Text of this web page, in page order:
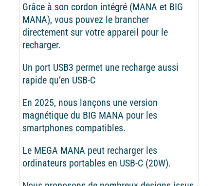
Grâce à son cordon intégré (MANA et BIG
MANA), vous pouvez le brancher
directement sur votre appareil pour le
recharger.
Un port USB3 permet une recharge aussi
rapide qu’en USB-C
En 2025, nous lançons une version
magnétique du BIG MANA pour les
smartphones compatibles.
Le MEGA MANA peut recharger les
ordinateurs portables en USB-C (20W).